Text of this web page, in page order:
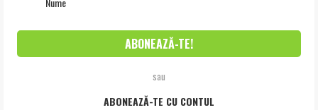
sau
ABONEAZĂ-TE CU CONTUL